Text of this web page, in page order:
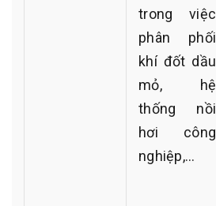
trong việc
phân phối
khí đốt dầu
mỏ, hệ
thống nồi
hơi công
nghiệp,...